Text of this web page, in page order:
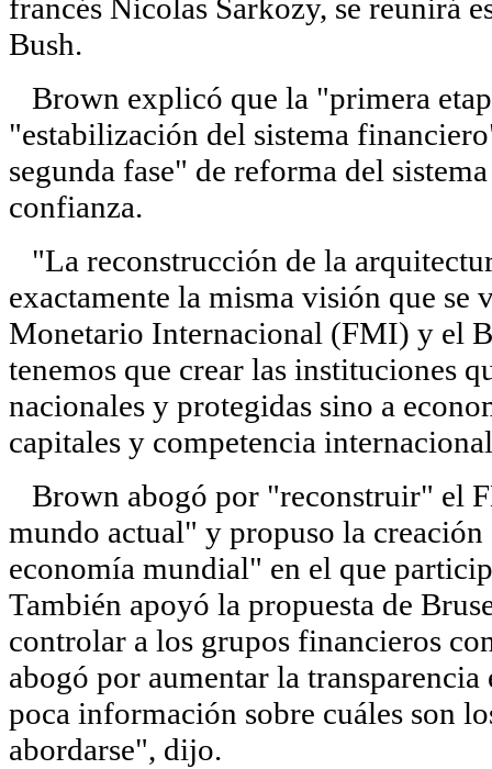
francés Nicolas Sarkozy, se reunirá
Bush.
Brown explicó que la "primera
"estabilización del sistema
segunda fase" de reforma del
confianza.
"La reconstrucción de la
exactamente la misma visión que se
Monetario Internacional (FMI) y el
tenemos que crear las instituciones
nacionales y protegidas sino a
capitales y competencia
Brown abogó por "reconstruir" el
mundo actual" y propuso la
economía mundial" en el que
También apoyó la propuesta de
controlar a los grupos financieros
abogó por aumentar la
poca información sobre cuáles son
abordarse", dijo.